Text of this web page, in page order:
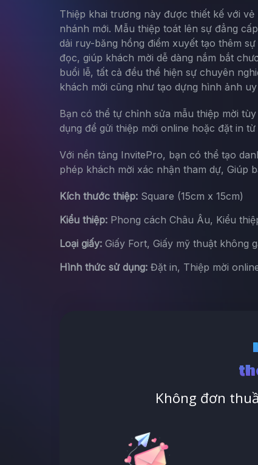
Thiệp khai trương này được thiết kế với
nhánh mới. Mẫu thiệp toát lên sự đẳng
dải ruy-băng hồng điểm xuyết tạo thêm
đọc, giúp khách mời dễ dàng nắm bắt
buổi lễ, tất cả đều thể hiện sự chuyên
khách mời cũng như tạo dựng hình ảnh
Bạn có thể tự chỉnh sửa mẫu thiệp mời
dụng để gửi thiệp mời online hoặc đặt in
Với nền tảng InvitePro, bạn có thể tạo
phép khách mời xác nhận tham dự, Giúp
Kích thước thiệp: Square (15cm x 15cm)
Kiểu thiệp: Phong cách Châu Âu, Kiểu
Loại giấy: Giấy Fort, Giấy mỹ thuật không
Hình thức sử dụng: Đặt in, Thiệp mời
Không đơn